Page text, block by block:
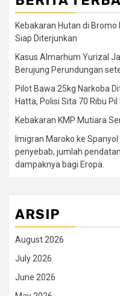
Kebakaran Hutan di
Siap Diterjunkan
Kasus Almarhum Yurizal
Berujung Perundungan
Pilot Bawa 25kg Narkoba
Hatta, Polisi Sita 70 Ribu Pil
Kebakaran KMP Mutiara
Imigran Maroko ke
penyebab, jumlah
dampaknya bagi Eropa.
ARSIP
August 2026
July 2026
June 2026